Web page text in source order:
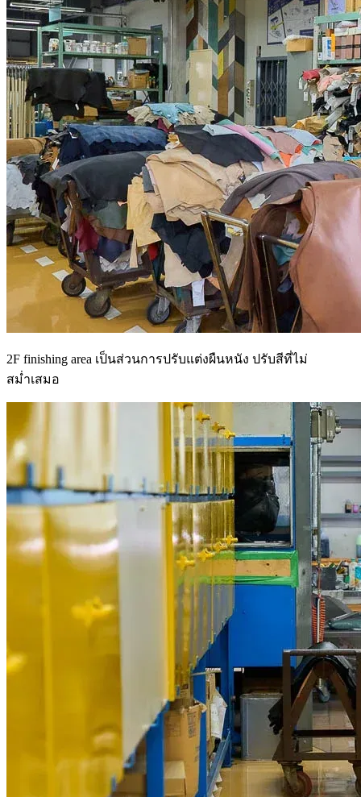
2F finishing area เป็นส่วนการปรับแต่งผืนหนัง ปรับสีที่ไม่
สม่ำเสมอ